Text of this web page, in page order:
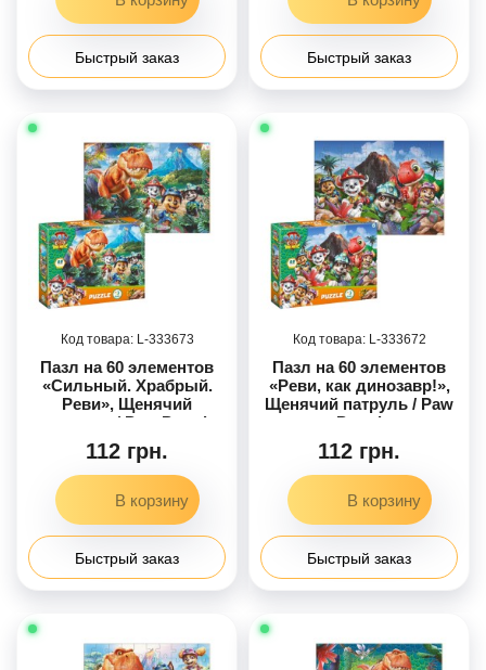
Быстрый заказ Быстрый заказ
333673
Пазл на 60 элементов
«Сильный. Храбрый.
Реви», Щенячий
патруль / Paw Patrol
112 грн.
Быстрый заказ
333672
Пазл на 60 элементов
«Реви, как динозавр!»,
Щенячий патруль / Paw
Patrol
112 грн.
Быстрый заказ